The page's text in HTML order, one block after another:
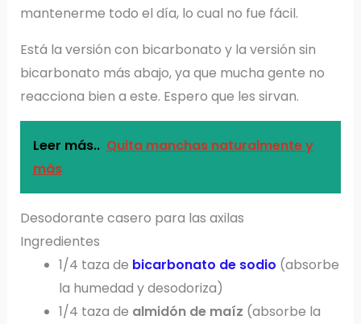
mantenerme todo el día, lo cual no fue fácil.
Está la versión con bicarbonato y la versión sin
bicarbonato más abajo, ya que mucha gente no
reacciona bien a este. Espero que les sirvan.
Leer más.. Quita manchas naturalmente y
más
Desodorante casero para las axilas
Ingredientes
1/4 taza de bicarbonato de sodio (absorbe
la humedad y desodoriza)
1/4 taza de almidón de maíz (absorbe la